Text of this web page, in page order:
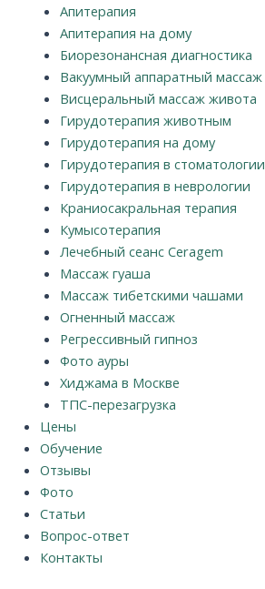
Апитерапия
Апитерапия на дому
Биорезонансная диагностика
Вакуумный аппаратный массаж
Висцеральный массаж живота
Гирудотерапия животным
Гирудотерапия на дому
Гирудотерапия в стоматологии
Гирудотерапия в неврологии
Краниосакральная терапия
Кумысотерапия
Лечебный сеанс Ceragem
Массаж гуаша
Массаж тибетскими чашами
Огненный массаж
Регрессивный гипноз
Фото ауры
Хиджама в Москве
ТПС-перезагрузка
Цены
Обучение
Отзывы
Фото
Статьи
Вопрос-ответ
Контакты